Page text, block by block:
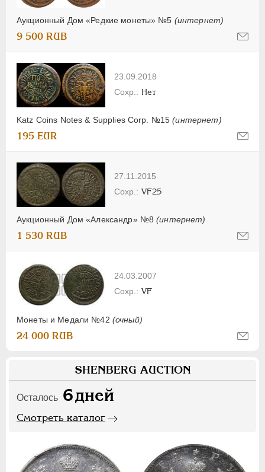
Аукционный Дом «Редкие монеты» №5 (интернет)
9 500 RUB
23.09.2018
Katz Coins Notes & Supplies Corp. №15(интернет)
Нет
195 EUR
27.11.2015
Аукционный Дом «Александр» №8(интернет)
VF25
1 530 RUB
24.03.2007
Монеты и Медали №42 (очный)
VF
24 000 RUB
SHENBERG AUCTION
Осталось 6дней
Смотреть каталог